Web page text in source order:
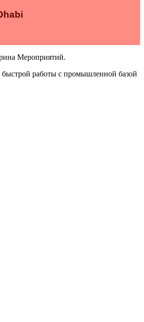
Мероприятий.
работы с промышленной базой